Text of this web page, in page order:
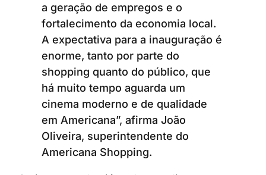
a geração de empregos e o
fortalecimento da economia local.
A expectativa para a inauguração é
enorme, tanto por parte do
shopping quanto do público, que
há muito tempo aguarda um
cinema moderno e de qualidade
em Americana”, afirma João
Oliveira, superintendente do
Americana Shopping.